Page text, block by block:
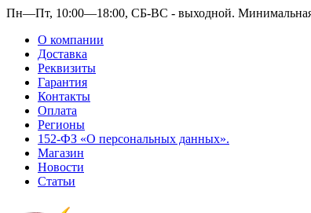
Пн—Пт, 10:00—18:00, СБ-ВС - выходной.
О компании
Доставка
Реквизиты
Гарантия
Контакты
Оплата
Регионы
152-ФЗ «О персональных данных».
Магазин
Новости
Статьи